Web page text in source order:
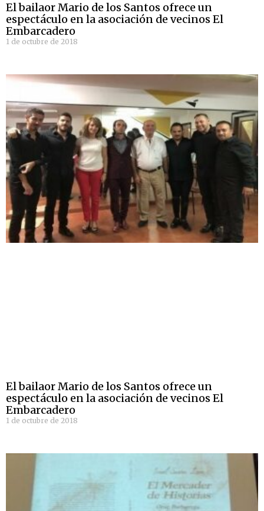
El bailaor Mario de los Santos ofrece un
espectáculo en la asociación de vecinos El
Embarcadero
1 de octubre de 2018
El bailaor Mario de los Santos ofrece un
espectáculo en la asociación de vecinos El
Embarcadero
1 de octubre de 2018